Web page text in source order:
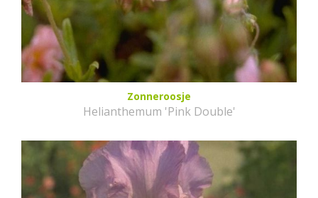
Zonneroosje
Helianthemum 'Pink Double'